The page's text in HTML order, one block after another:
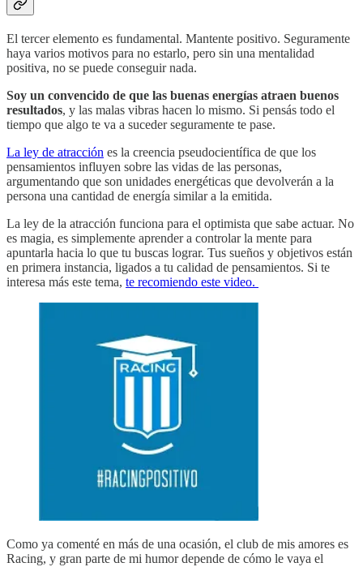
El tercer elemento es fundamental. Mantente positivo. Seguramente
haya varios motivos para no estarlo, pero sin una mentalidad
positiva, no se puede conseguir nada.
Soy un convencido de que las buenas energías atraen buenos
resultados, y las malas vibras hacen lo mismo. Si pensás todo el
tiempo que algo te va a suceder seguramente te pase.
La ley de atracción es la creencia pseudocientífica de que los
pensamientos influyen sobre las vidas de las personas,
argumentando que son unidades energéticas que devolverán a la
persona una cantidad de energía similar a la emitida.
La ley de la atracción funciona para el optimista que sabe actuar. No
es magia, es simplemente aprender a controlar la mente para
apuntarla hacia lo que tu buscas lograr. Tus sueños y objetivos están
en primera instancia, ligados a tu calidad de pensamientos. Si te
interesa más este tema, te recomiendo este video.
Como ya comenté en más de una ocasión, el club de mis amores es
Racing, y gran parte de mi humor depende de cómo le vaya el